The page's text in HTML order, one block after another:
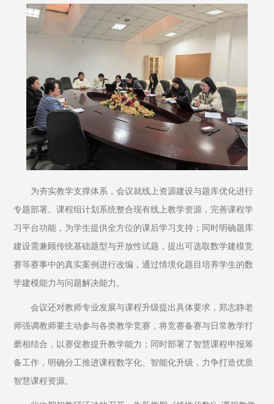
为夯实教学支撑体系，会议就线上资源建设与题库优化进行
专题部署。课程组计划系统整合现有线上教学资源，完善课程学
习平台功能，为学生提供全方位的课后学习支持；同时明确题库
建设需兼顾传统基础题型与开放性试题，提出可选取数学建模竞
赛等赛事中的真实案例进行改编，通过情境化题目培养学生的数
学建模能力与问题解决能力。
会议还对教师专业发展与课程升级提出具体要求，郑志静老
师强调教师要主动参与各类教学竞赛，将竞赛备赛与日常教学打
磨相结合，以赛促教提升教学能力；同时部署了智慧课程申报筹
备工作，明确分工推进课程数字化、智能化升级，力争打造优质
智慧课程资源。